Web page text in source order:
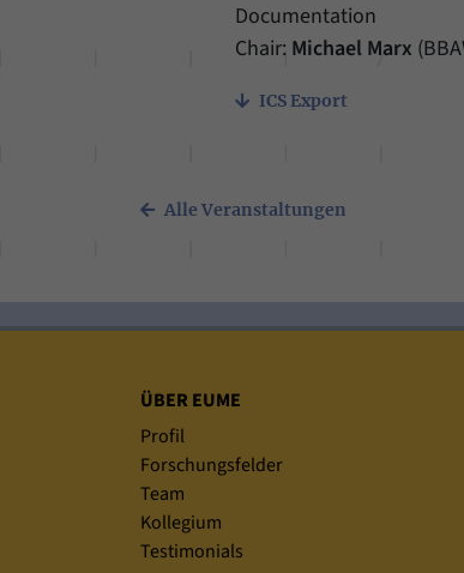
Documentation
Chair: Michael Marx
ICS Export
Alle Veranstaltungen
Sitemap
ÜBER EUME
Profil
Forschungsfelder
Team
Kollegium
Testimonials